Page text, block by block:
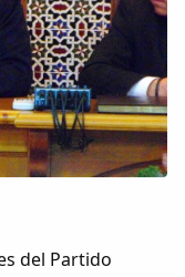
del Partido